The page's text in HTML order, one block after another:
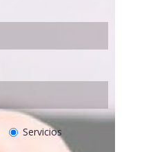
Servicios